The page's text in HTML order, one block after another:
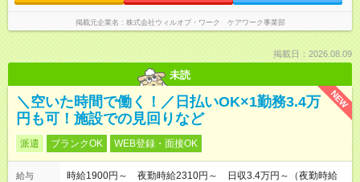
掲載元企業名 株式会社ウィルオブ・ワーク ケアワーク事業部
掲載日：2026.08.09
未読
NEW
＼空いた時間で働く！／日払いOK×1勤務3.4万
円も可！施設での見回りなど
派遣 ブランクOK WEB登録・面接OK
給与
時給1900円～ 夜勤時給2310円～ 日収3.4万円～（夜勤時給